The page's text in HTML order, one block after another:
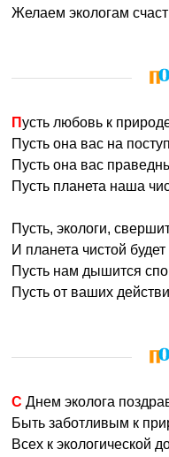
Желаем экологам
Пусть любовь к
Пусть она вас на
Пусть она вас
Пусть планета наша
Пусть, экологи,
И планета чистой будет
Пусть нам дышится
Пусть от ваших
С Днем эколога
Быть заботливым к
Всех к экологической